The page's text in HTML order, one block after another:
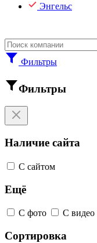
Энгельс
Фильтры
Фильтры
Наличие сайта
С сайтом
Ещё
С фото С видео
Сортировка